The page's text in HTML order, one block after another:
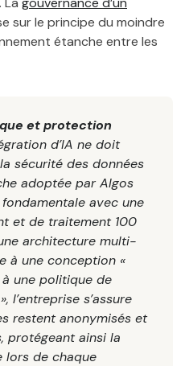
sur le principe du moindre
étanche entre les
et protection
d’IA ne doit
sécurité des données
adoptée par Algos
avec une
et de traitement 100
architecture multi-
à une conception «
une politique de
l’entreprise s’assure
restent anonymisés et
protégeant ainsi la
lors de chaque